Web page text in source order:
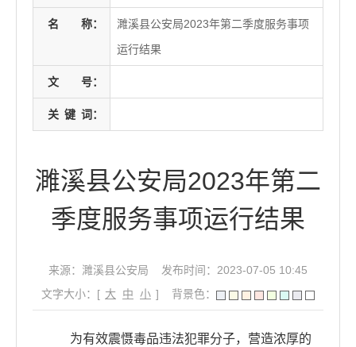
名 称：
濉溪县公安局2023年第二季度服务事项
运行结果
文 号：
关 键 词：
濉溪县公安局2023年第二
季度服务事项运行结果
来源：濉溪县公安局
发布时间：2023-07-05 10:45
文字大小：[ 大 中 小 ] 背景色：
为有效震慑毒品违法犯罪分子，营造浓厚的